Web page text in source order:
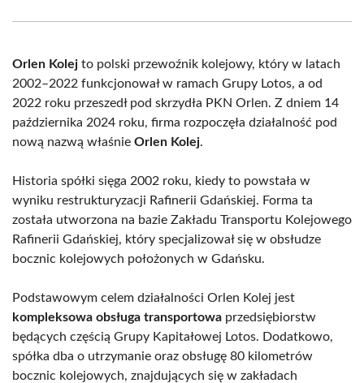
(Twitter)
Orlen Kolej to polski przewoźnik kolejowy, który w latach
2002–2022 funkcjonował w ramach Grupy Lotos, a od
2022 roku przeszedł pod skrzydła PKN Orlen. Z dniem 14
października 2024 roku, firma rozpoczęła działalność pod
nową nazwą właśnie Orlen Kolej.
Historia spółki sięga 2002 roku, kiedy to powstała w
wyniku restrukturyzacji Rafinerii Gdańskiej. Forma ta
została utworzona na bazie Zakładu Transportu Kolejowego
Rafinerii Gdańskiej, który specjalizował się w obsłudze
bocznic kolejowych położonych w Gdańsku.
Podstawowym celem działalności Orlen Kolej jest
kompleksowa obsługa transportowa przedsiębiorstw
będących częścią Grupy Kapitałowej Lotos. Dodatkowo,
spółka dba o utrzymanie oraz obsługę 80 kilometrów
bocznic kolejowych, znajdujących się w zakładach